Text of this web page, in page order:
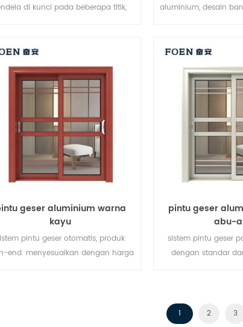
di kunci pada beberapa titik,
untuk memenuhi kebutuhan
arsitektur yang berbeda
aluminium, desain
geser aluminium warna
kayu
pintu geser otomatis, produk
end. menyesuaikan dengan harga
pintu geser
abu-
sistem pintu geser
dengan standar
1 2 3